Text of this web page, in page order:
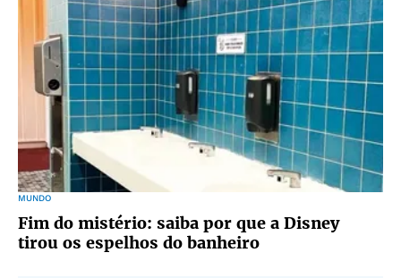
MUNDO
Fim do mistério: saiba por que a Disney
tirou os espelhos do banheiro